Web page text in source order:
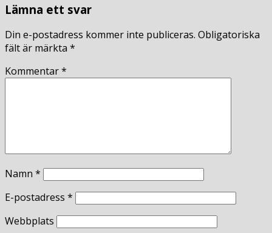
Lämna ett svar
Din e-postadress kommer inte publiceras. Obligatoriska
fält är märkta *
Kommentar*
Namn *
E-postadress *
Webbplats